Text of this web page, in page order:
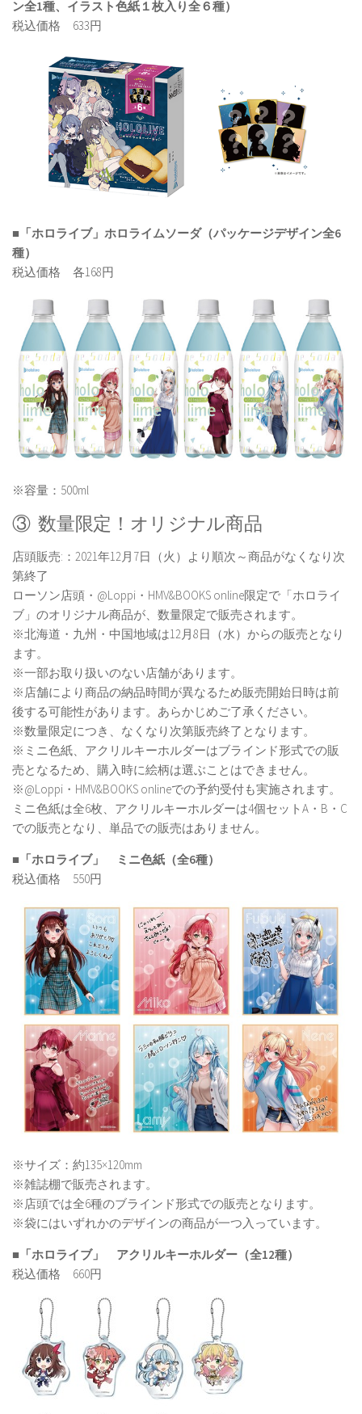
ン全1種、イラスト色紙１枚入り全６種）
税込価格 633円
■「ホロライブ」ホロライムソーダ（パッケージデザイン全6
種）
税込価格 各168円
※容量：500ml
③ 数量限定！オリジナル商品
店頭販売:：2021年12月7日（火）より順次～商品がなくなり次
第終了
ローソン店頭・@Loppi・HMV&BOOKS online限定で「ホロライ
ブ」のオリジナル商品が、数量限定で販売されます。
※北海道・九州・中国地域は12月8日（水）からの販売となり
ます。
※一部お取り扱いのない店舗があります。
※店舗により商品の納品時間が異なるため販売開始日時は前
後する可能性があります。あらかじめご了承ください。
※数量限定につき、なくなり次第販売終了となります。
※ミニ色紙、アクリルキーホルダーはブラインド形式での販
売となるため、購入時に絵柄は選ぶことはできません。
※@Loppi・HMV&BOOKS onlineでの予約受付も実施されます。
ミニ色紙は全6枚、アクリルキーホルダーは4個セットA・B・C
での販売となり、単品での販売はありません。
■「ホロライブ」 ミニ色紙（全6種）
税込価格 550円
※サイズ：約135×120mm
※雑誌棚で販売されます。
※店頭では全6種のブラインド形式での販売となります。
※袋にはいずれかのデザインの商品が一つ入っています。
■「ホロライブ」 アクリルキーホルダー（全12種）
税込価格 660円